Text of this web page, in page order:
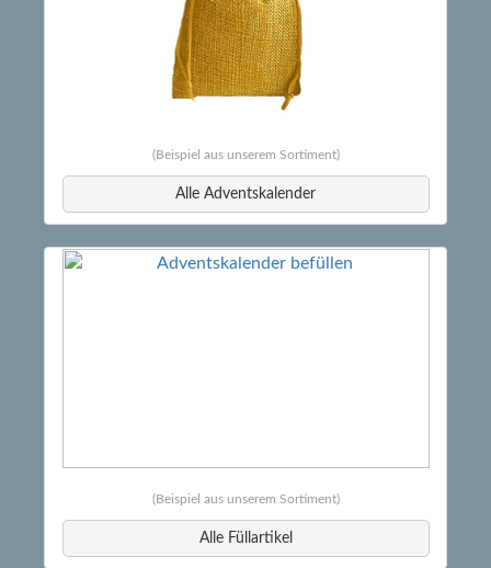
(Beispiel aus unserem Sortiment)
Alle Adventskalender
(Beispiel aus unserem Sortiment)
Alle Füllartikel